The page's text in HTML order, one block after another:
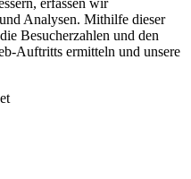
erfassen wir
Analysen. Mithilfe dieser
Besucherzahlen und den
Auftritts ermitteln und unsere